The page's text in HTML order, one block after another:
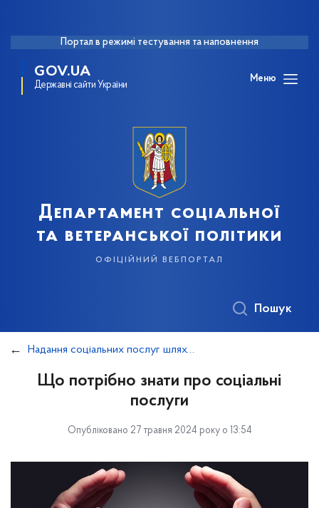
Портал в режимі тестування та наповнення
GOV.UA
Державні сайти України
Меню
Департамент соціальної
та ветеранської політики
офіційний вебпортал
Пошук
Надання соціальних послуг шляхом соціального замовлення
Що потрібно знати про соціальні
послуги
Опубліковано 27 травня 2024 року о 13:54